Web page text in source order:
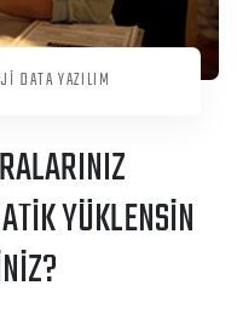
DATA YAZILIM
YÜKLENSİN